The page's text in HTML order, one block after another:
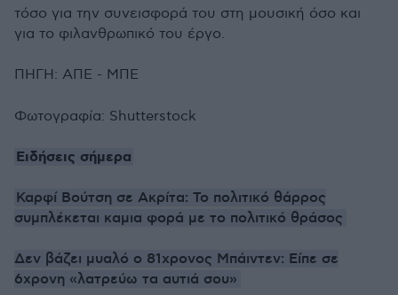
τόσο για την συνεισφορά του στη μουσική όσο και
για το φιλανθρωπικό του έργο.
ΠΗΓΗ: ΑΠΕ - ΜΠΕ
Φωτογραφία: Shutterstock
Ειδήσεις σήμερα
Καρφί Βούτση σε Ακρίτα: Το πολιτικό θάρρος
συμπλέκεται καμια φορά με το πολιτικό θράσος
Δεν βάζει μυαλό ο 81χρονος Μπάιντεν: Είπε σε
6χρονη «λατρεύω τα αυτιά σου»